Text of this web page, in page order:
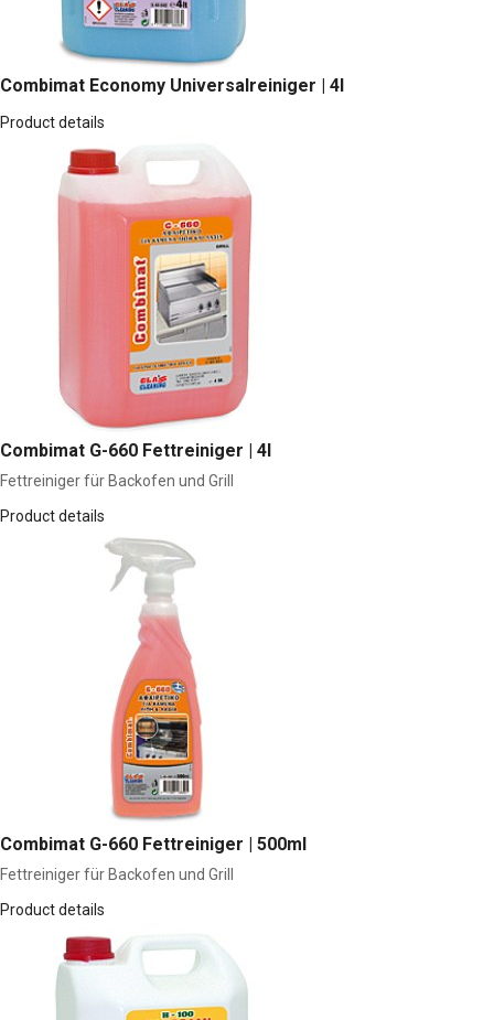
Combimat Economy Universalreiniger | 4l
Product details
Combimat G-660 Fettreiniger | 4l
Fettreiniger für Backofen und Grill
Product details
Combimat G-660 Fettreiniger | 500ml
Fettreiniger für Backofen und Grill
Product details